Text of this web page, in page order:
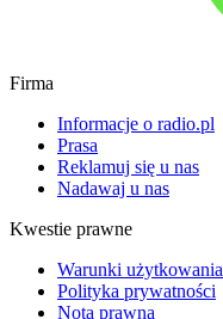
Firma
Informacje o radio.pl
Prasa
Reklamuj się u nas
Nadawaj u nas
Kwestie prawne
Warunki użytkowania
Polityka prywatności
Nota prawna